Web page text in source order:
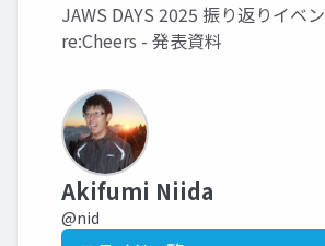
JAWS DAYS 2025 振り返りイベ
re:Cheers - 発表資料
Akifumi Niida
@nid